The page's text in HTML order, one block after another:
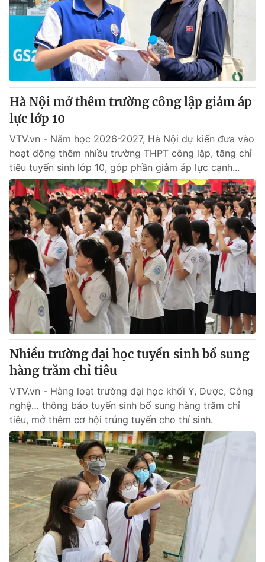
® Cấm sao chép dưới mọi hình thức nếu không có sự chấp
thuận bằng văn bản. Ghi rõ nguồn VTV.vn khi phát hành lại
thông tin từ website này.
Hà Nội mở thêm trường công lập giảm áp
lực lớp 10
VTV.vn - Năm học 2026-2027, Hà Nội dự kiến đưa vào
hoạt động thêm nhiều trường THPT công lập, tăng chỉ
tiêu tuyển sinh lớp 10, góp phần giảm áp lực cạnh...
Nhiều trường đại học tuyển sinh bổ sung
hàng trăm chỉ tiêu
VTV.vn - Hàng loạt trường đại học khối Y, Dược, Công
nghệ… thông báo tuyển sinh bổ sung hàng trăm chỉ
tiêu, mở thêm cơ hội trúng tuyển cho thí sinh.